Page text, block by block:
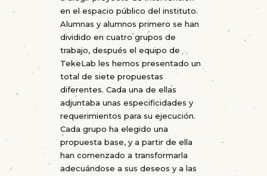
en el espacio público del instituto.
Alumnas y alumnos primero se han
dividido en cuatro grupos de
trabajo, después el equipo de
TekeLab les hemos presentado un
total de siete propuestas
diferentes. Cada una de ellas
adjuntaba unas especificidades y
requerimientos para su ejecución.
Cada grupo ha elegido una
propuesta base, y a partir de ella
han comenzado a transformarla
adecuándose a sus deseos y a las